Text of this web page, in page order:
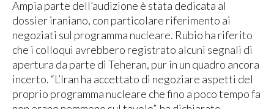
Ampia parte dell’audizione è stata dedicata al
dossier iraniano, con particolare riferimento ai
negoziati sul programma nucleare. Rubio ha riferito
che i colloqui avrebbero registrato alcuni segnali di
apertura da parte di Teheran, pur in un quadro ancora
incerto. “L’Iran ha accettato di negoziare aspetti del
proprio programma nucleare che fino a poco tempo fa